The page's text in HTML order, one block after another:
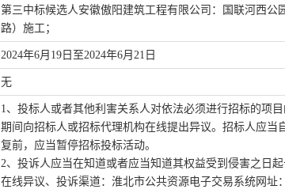
第三中标候选人安徽傲阳建筑工程有限公司 ：国联河西公
路）施工 ；
2024年6月 19 日至2024年6月 21 日
无
1、投标人或者其他利害关系人对依法必须进行招标的项
期间向招标人或招标代理机构在线提出异议。招标人应当
复前，应当暂停招标投标活动。
2、投诉人应当在知道或者应当知道其权益受到侵害之日
在线异议、投诉渠道：淮北市公共资源电子交易系统网址：